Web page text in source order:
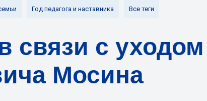
Год педагога и наставника Все теги
связи с
Мосина